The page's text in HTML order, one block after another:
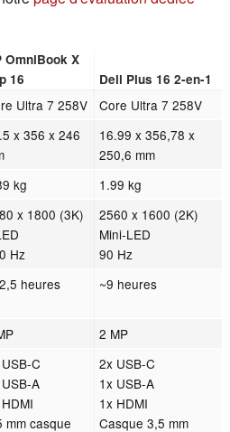
OmniBook X
16
Dell Plus 16 2-en-1
Ultra 7 258V
Core Ultra 7 258V
x 356 x 246
16.99 x 356,78 x
250,6 mm
kg
1.99 kg
x 1800 (3K)
Hz
2560 x 1600 (2K)
Mini-LED
90 Hz
heures ~9 heures
2 MP
C
A
mm casque
2x USB-C
1x USB-A
1x HDMI
Casque 3,5 mm